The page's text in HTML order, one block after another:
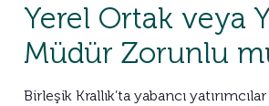
Yerel Ortak veya
Müdür Zorunlu
Birleşik Krallık’ta yabancı